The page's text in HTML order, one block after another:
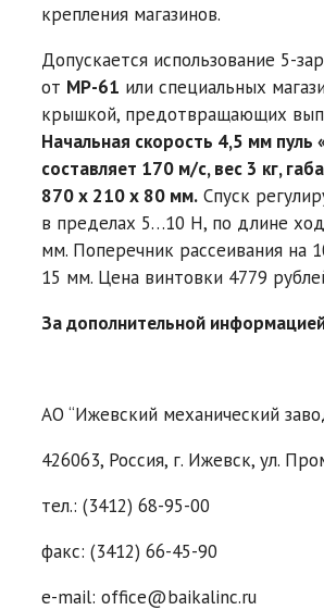
крепления магазинов.
Допускается использование 5-
от MP-61 или специальных
крышкой, предотвращающих
Начальная скорость 4,5 мм пуль
составляет 170 м/c, вес 3 кг,
870 х 210 х 80 мм. Спуск
в пределах 5…10 Н, по длине
мм. Поперечник рассеивания на
15 мм. Цена винтовки 4779
За дополнительной
АО “Ижевский механический
426063, Россия, г. Ижевск, ул.
тел.: (3412) 68-95-00
факс: (3412) 66-45-90
e-mail: office@baikalinc.ru